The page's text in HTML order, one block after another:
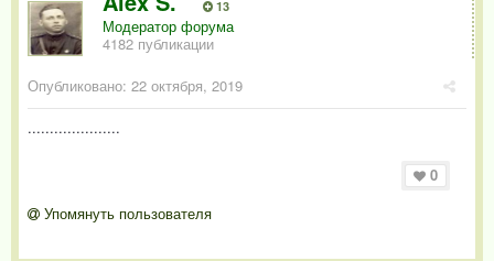
13
Модератор форума
4182 публикации
Опубликовано: 22 октября, 2019
.....................
0
Упомянуть пользователя